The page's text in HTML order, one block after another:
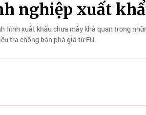
nghiệp xuất
hình xuất khẩu chưa mấy khả quan trong
tra chống bán phá giá từ EU.